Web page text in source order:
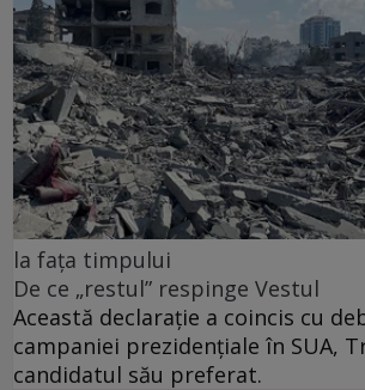
la fața timpului
De ce „restul” respinge Vestul
Această declarație a coincis cu
campaniei prezidențiale în SUA,
candidatul său preferat.